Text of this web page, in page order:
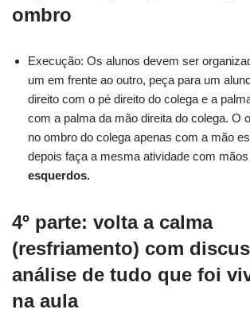
ombro
Execução: Os alunos devem ser
um em frente ao outro, peça para um
direito com o pé direito do colega e a
com a palma da mão direita do colega. O
no ombro do colega apenas com a mão
depois faça a mesma atividade com
esquerdos.
4º parte: volta a calma
(resfriamento) com
análise de tudo que foi
na aula